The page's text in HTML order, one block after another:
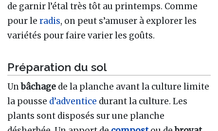
de garnir l’étal très tôt au printemps. Comme
pour le radis, on peut s’amuser à explorer les
variétés pour faire varier les goûts.
Préparation du sol
Unbâchage de la planche avant la culture limite
la pousse d’adventice durant la culture. Les
plants sont disposés sur une planche